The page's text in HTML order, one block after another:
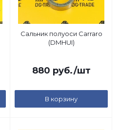
Сальник полуоси Carraro
(DMHUI)
880 руб./шт
В корзину